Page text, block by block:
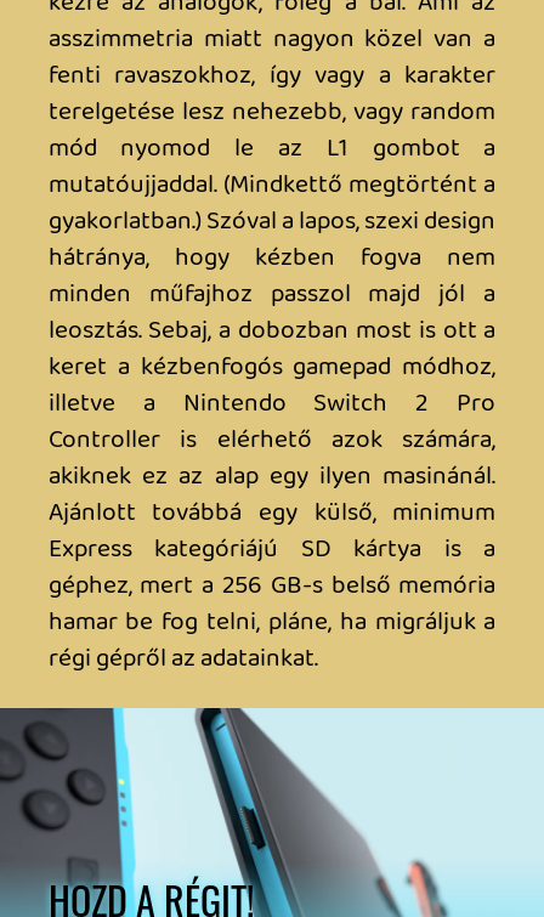
Hamarosan folytatódnak Switch 2
tartalmaink. Megnézzük, hogyan
muzsikál az új gépen a két korszakos
Zelda cím, betáraztuk a csőbe az új
Shin’en játékot, a Cyberpunkot, a
Welcome Tour-t, a Puyo Puyo és Tetris
kombinációját, valamint a Mario Kart-ot,
jövő héten (ha visszatérünk a melóba’ a
whitebox környékére) pedig saját
képgalériával is készülünk, valamint
ránézünk a hardveres kiegészítőkre is.A
Street Fighter 6 cikkünket itt találod!
Ha lassan te sem tudsz eligazodni a
Switch 2 megjelenések és tartalmaink
között, itt megtalálsz mindent egy
helyen!
Ahhoz, hogy te is hozzászólj, be kell
jelentkezned!
Kenny 2025.06.12 23:59:12 #205yg